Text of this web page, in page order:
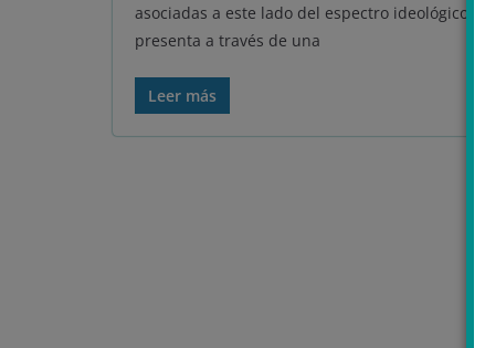
asociadas a este lado del espectro ideológico, se
presenta a través de una
Leer más